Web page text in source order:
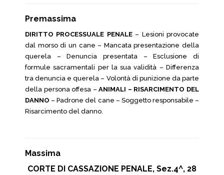
Premassima
DIRITTO PROCESSUALE PENALE– Lesioni provocate
dal morso di un cane – Mancata presentazione della
querela – Denuncia presentata – Esclusione di
formule sacramentali per la sua validità – Differenza
tra denuncia e querela – Volontà di punizione da parte
della persona offesa – ANIMALI – RISARCIMENTO DEL
DANNO – Padrone del cane – Soggetto responsabile –
Risarcimento del danno.
Massima
CORTE DI CASSAZIONE PENALE, Sez.4^, 28